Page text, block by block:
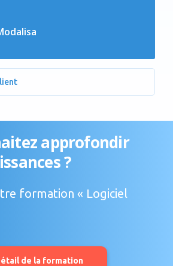
approfondir
?
formation « Logiciel
de la formation